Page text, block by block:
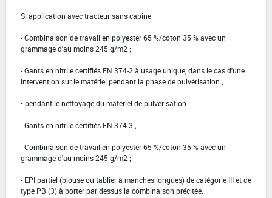
Si application avec tracteur sans cabine
- Combinaison de travail en polyester 65 %/coton 35 % avec un
grammage d'au moins 245 g/m2 ;
- Gants en nitrile certifiés EN 374-2 à usage unique, dans le cas d'une
intervention sur le matériel pendant la phase de pulvérisation ;
• pendant le nettoyage du matériel de pulvérisation
- Gants en nitrile certifiés EN 374-3 ;
- Combinaison de travail en polyester 65 %/coton 35 % avec un
grammage d'au moins 245 g/m2 ;
- EPI partiel (blouse ou tablier à manches longues) de catégorie III et de
type PB (3) à porter par dessus la combinaison précitée.